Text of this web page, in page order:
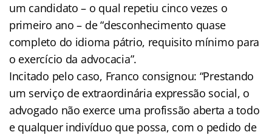
um candidato – o qual repetiu cinco vezes o
primeiro ano – de “desconhecimento quase
completo do idioma pátrio, requisito mínimo para
o exercício da advocacia”.
Incitado pelo caso, Franco consignou: “Prestando
um serviço de extraordinária expressão social, o
advogado não exerce uma profissão aberta a todo
e qualquer indivíduo que possa, com o pedido de